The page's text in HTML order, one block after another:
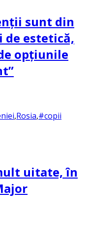
sunt din
de estetică,
opțiunile
,Rosia,#copii
uitate, în